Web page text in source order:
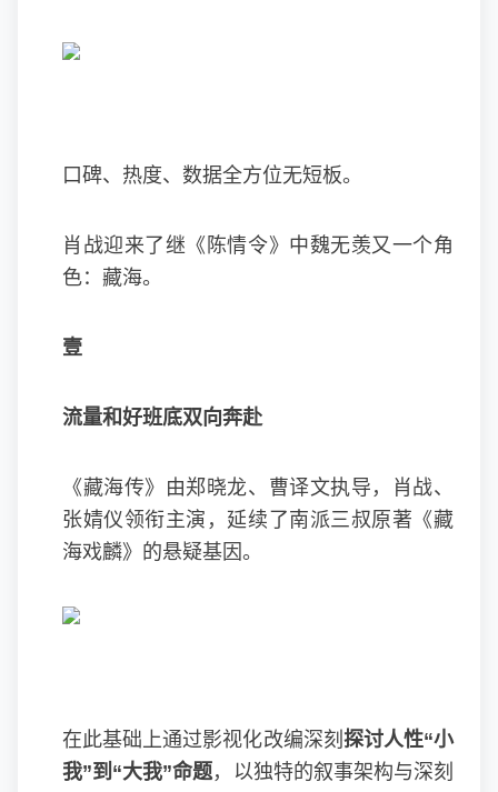
口碑、热度、数据全方位无短板。
肖战迎来了继《陈情令》中魏无羡又一个角
色：藏海。
壹
流量和好班底双向奔赴
《藏海传》由郑晓龙、曹译文执导，肖战、
张婧仪领衔主演，延续了南派三叔原著《藏
海戏麟》的悬疑基因。
在此基础上通过影视化改编深刻 探讨人性“小
我”到“大我”命题，以独特的叙事架构与深刻